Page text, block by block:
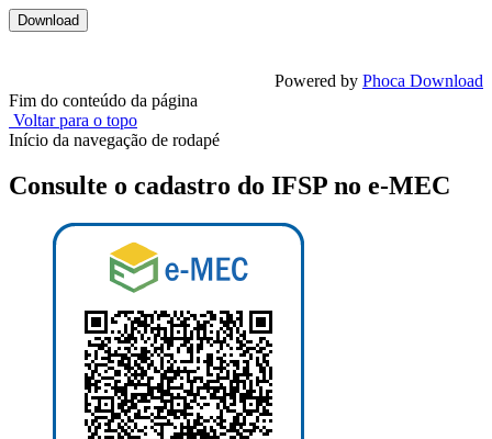
Powered by Phoca Download
Fim do conteúdo da página
Voltar para o topo
Início da navegação de rodapé
Consulte o cadastro do IFSP no e-MEC